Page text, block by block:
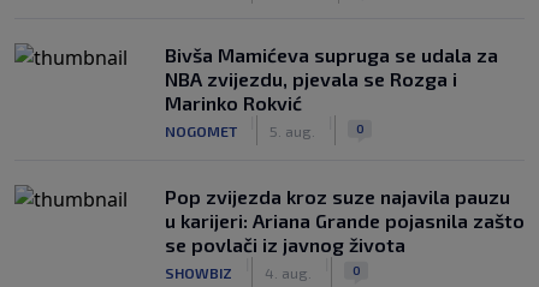
Bivša Mamićeva supruga se udala za
NBA zvijezdu, pjevala se Rozga i
Marinko Rokvić
NOGOMET 5. aug. 0
Pop zvijezda kroz suze najavila pauzu
u karijeri: Ariana Grande pojasnila zašto
se povlači iz javnog života
SHOWBIZ 4. aug. 0